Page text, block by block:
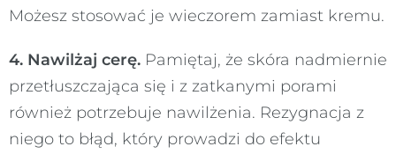
Możesz stosować je wieczorem zamiast kremu.
4. Nawilżaj cerę. Pamiętaj, że skóra nadmiernie
przetłuszczająca się i z zatkanymi porami
również potrzebuje nawilżenia. Rezygnacja z
niego to błąd, który prowadzi do efektu